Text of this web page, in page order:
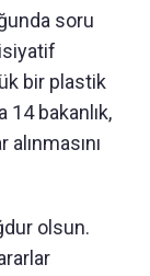
soru
bir plastik
14 bakanlık,
olsun.